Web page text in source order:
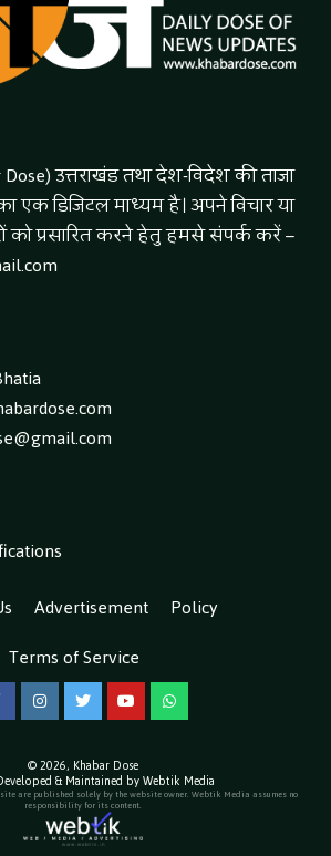
उत्तराखंड तथा देश-विदेश की ताजा
एक डिजिटल माध्यम है। अपने विचार या
को प्रसारित करने हेतु हमसे संपर्क करें –
Advertisement
Policy
Terms of Service
InstagramTwitterYouTubeWhatsApp
© 2026, Khabar Dose
& Maintained by Webtik Media
are published solely by the website owner. Webtik Media assumes no
responsibility for its content.